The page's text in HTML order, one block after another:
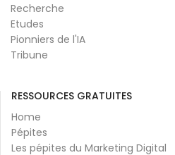
Recherche
Etudes
Pionniers de l'IA
Tribune
RESSOURCES GRATUITES
Home
Pépites
Les pépites du Marketing Digital